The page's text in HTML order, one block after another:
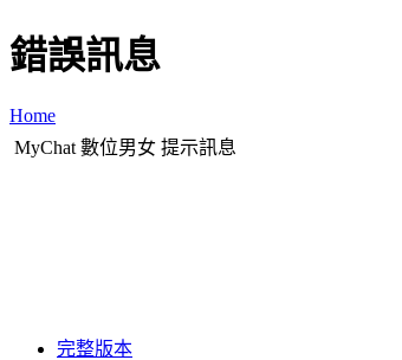
錯誤訊息
Home
MyChat 數位男女 提示訊息
完整版本